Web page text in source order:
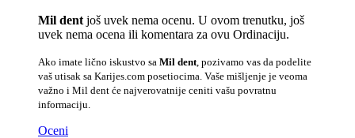
Mil dent još uvek nema ocenu. U ovom trenutku, još
uvek nema ocena ili komentara za ovu Ordinaciju.
Ako imate lično iskustvo sa Mil dent , pozivamo vas da podelite
vaš utisak sa Karijes.com posetiocima. Vaše mišljenje je veoma
važno i Mil dent će najverovatnije ceniti vašu povratnu
informaciju.
Oceni